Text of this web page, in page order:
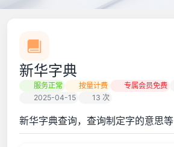
新华字典
服务正常 按量计费 专属会员免费
2025-04-15
13 次
新华字典查询，查询制定字的意思等